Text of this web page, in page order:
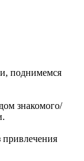
поднимемся
знакомого/